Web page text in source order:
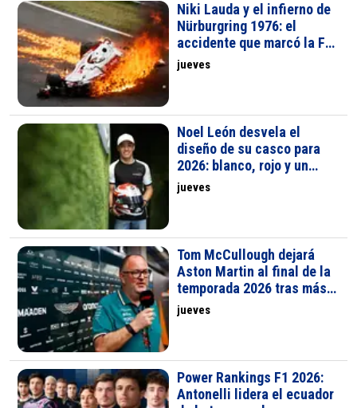
Niki Lauda y el infierno de
Nürburgring 1976: el
accidente que marcó la F1
hace 50 años
jueves
Noel León desvela el
diseño de su casco para
2026: blanco, rojo y un
frontal agresivo con
Campos Racing
jueves
Tom McCullough dejará
Aston Martin al final de la
temporada 2026 tras más
de una década en el equipo
jueves
Power Rankings F1 2026:
Antonelli lidera el ecuador